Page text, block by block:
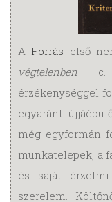
A Forrás első
végtelenben c.
érzékenységgel
egyaránt
még egyformán
munkatelepek, a
és saját
szerelem.